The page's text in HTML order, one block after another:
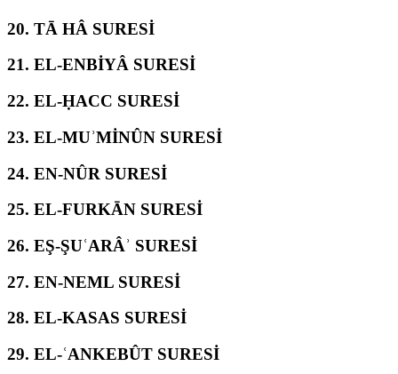
20. TĀ HÂ SURESİ
21. EL-ENBİYÂ SURESİ
22. EL-ḤACC SURESİ
23. EL-MUʾMİNÛN SURESİ
24. EN-NÛR SURESİ
25. EL-FURKĀN SURESİ
26. EŞ-ŞUʿARÂʾ SURESİ
27. EN-NEML SURESİ
28. EL-KASAS SURESİ
29. EL-ʿANKEBÛT SURESİ